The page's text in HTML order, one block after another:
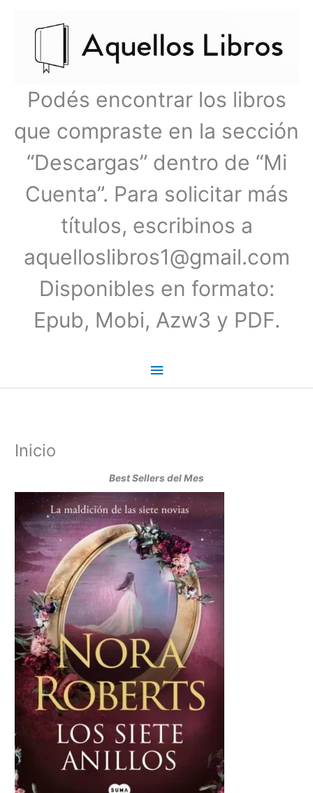
Podés encontrar los libros
que compraste en la sección
“Descargas” dentro de “Mi
Cuenta”. Para solicitar más
títulos, escribinos a
aquelloslibros1@gmail.com
Disponibles en formato:
Epub, Mobi, Azw3 y PDF.
principal
Inicio
Best Sellers del Mes